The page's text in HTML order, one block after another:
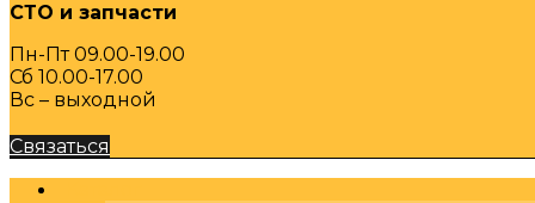
СТО и запчасти
Пн-Пт 09.00-19.00
Сб 10.00-17.00
Вс – выходной
Связаться